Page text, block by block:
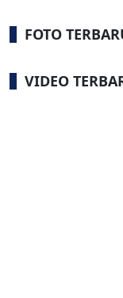
FOTO
VIDEO